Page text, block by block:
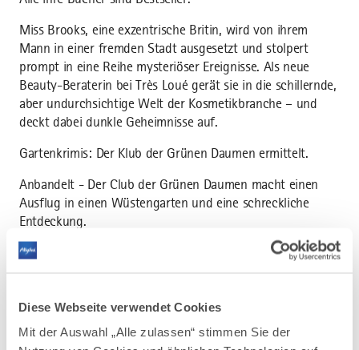
Diese Webseite verwendet Cookies
Mit der Auswahl „Alle zulassen“ stimmen Sie der
Miss Brooks, eine exzentrische Britin, wird von ihrem
Mann in einer fremden Stadt ausgesetzt und stolpert
prompt in eine Reihe mysteriöser Ereignisse. Als neue
Beauty-Beraterin bei Très Loué gerät sie in die schillernde,
aber undurchsichtige Welt der Kosmetikbranche – und
deckt dabei dunkle Geheimnisse auf.
Gartenkrimis: Der Klub der Grünen Daumen ermittelt.
Anbandelt - Der Club der Grünen Daumen macht einen
Ausflug in einen Wüstengarten und eine schreckliche
Entdeckung.
Montag 11.Mai 2026
Reisacher MINI Autohaus
Beginn: 19:30 Uhr